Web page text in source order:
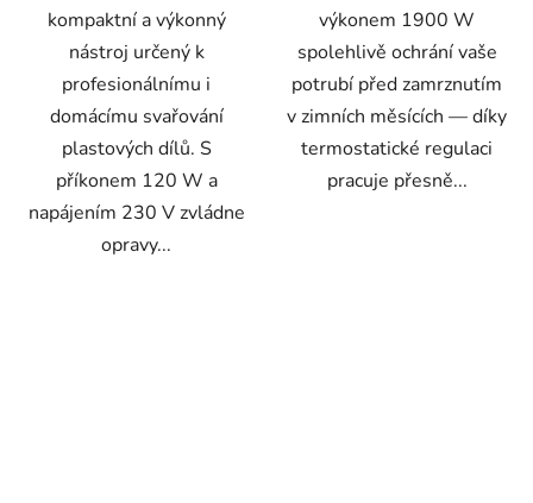
kompaktní a výkonný
nástroj určený k
profesionálnímu i
domácímu svařování
plastových dílů. S
příkonem 120 W a
napájením 230 V zvládne
opravy...
výkonem 1900 W
spolehlivě ochrání vaše
potrubí před zamrznutím
v zimních měsících — díky
termostatické regulaci
pracuje přesně...